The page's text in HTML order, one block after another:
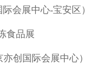
际会展中心-宝安区）
食品展
创国际会展中心）